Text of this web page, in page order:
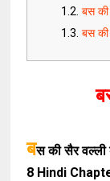
बस की
बस की
बस की सैर
8 Hindi